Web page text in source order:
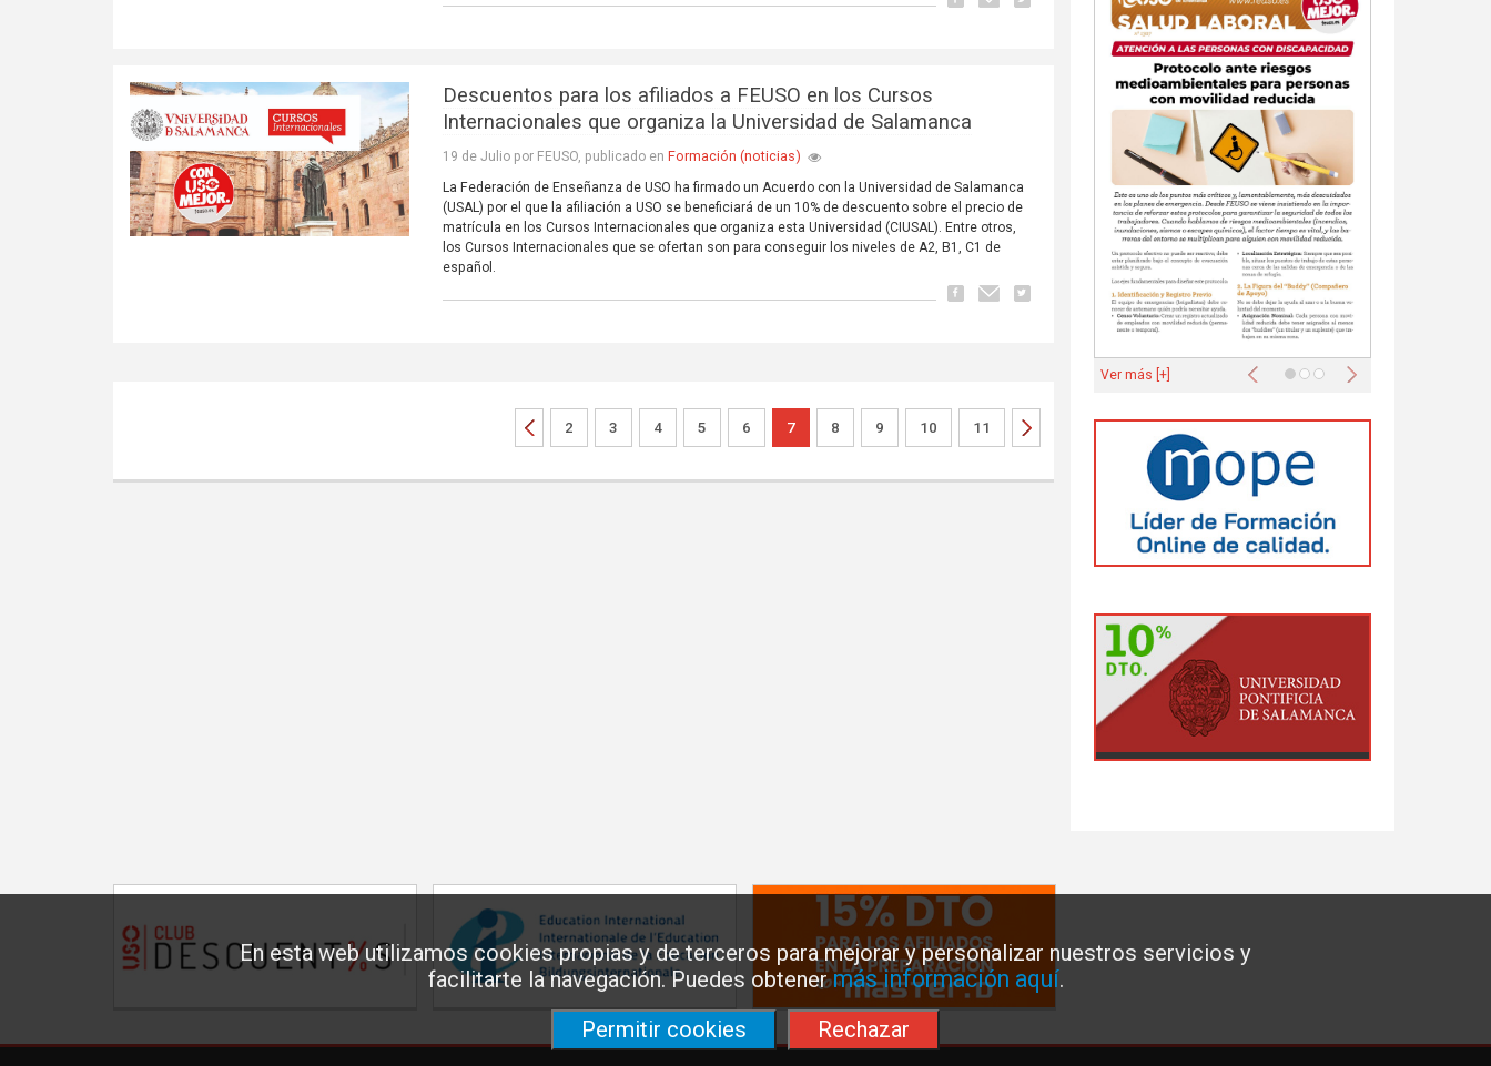
En esta web utilizamos cookies propias y de terceros para mejorar y personalizar nuestros servicios y
facilitarte la navegación. Puedes obtenermás información aquí.
Permitir cookies
Rechazar
Descuentos para los afiliados a FEUSO en los Cursos
Internacionales que organiza la Universidad de Salamanca
19 de Julio por FEUSO, publicado en Formación (noticias)
La Federación de Enseñanza de USO ha firmado un Acuerdo con la Universidad de Salamanca
(USAL) por el que la afiliación a USO se beneficiará de un 10% de descuento sobre el precio de
matrícula en los Cursos Internacionales que organiza esta Universidad (CIUSAL). Entre otros,
los Cursos Internacionales que se ofertan son para conseguir los niveles de A2, B1, C1 de
español.
2 3 4 5 6 7 8 9 10 11
Anterior Siguiente
Ver más [+]